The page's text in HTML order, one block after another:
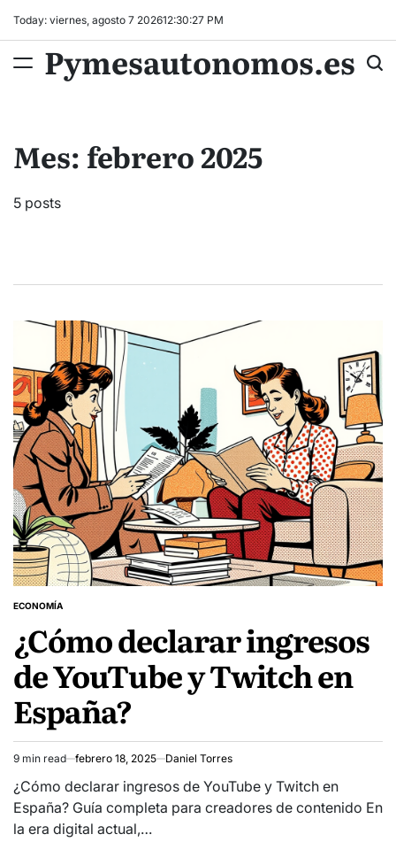
content
Today: viernes, agosto 7 202612:30:28 PM
Pymesautonomos.es
Mes: febrero 2025
5 posts
POSTED
ECONOMÍA
¿Cómo declarar ingresos
de YouTube y Twitch en
España?
Estimated
read
time
9 min read febrero 18, 2025 Daniel Torres
¿Cómo declarar ingresos de YouTube y Twitch en
España? Guía completa para creadores de contenido En
la era digital actual,…